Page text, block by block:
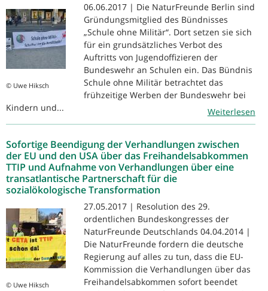
© Uwe Hiksch
06.06.2017 | Die NaturFreunde Berlin sind
Gründungsmitglied des Bündnisses
„Schule ohne Militär“. Dort setzen sie sich
für ein grundsätzliches Verbot des
Auftritts von Jugendoffizieren der
Bundeswehr an Schulen ein. Das Bündnis
Schule ohne Militär betrachtet das
frühzeitige Werben der Bundeswehr bei
Kindern und...
Weiterlesen
Sofortige Beendigung der Verhandlungen zwischen
der EU und den USA über das Freihandelsabkommen
TTIP und Aufnahme von Verhandlungen über eine
transatlantische Partnerschaft für die
sozialökologische Transformation
© Uwe Hiksch
27.05.2017 | Resolution des 29.
ordentlichen Bundeskongresses der
NaturFreunde Deutschlands 04.04.2014 |
Die NaturFreunde fordern die deutsche
Regierung auf alles zu tun, dass die EU-
Kommission die Verhandlungen über das
Freihandelsabkommen sofort beendet